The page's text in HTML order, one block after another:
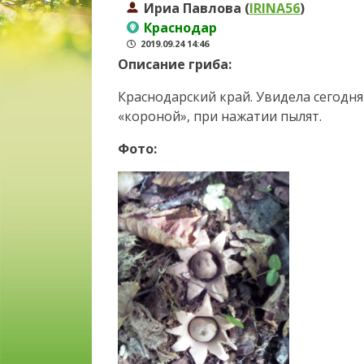
Ириа Павлова (IRINA56)
Краснодар
2019.09.24 14:46
Описание гриба:
Краснодарский край. Увидела
«короной», при нажатии пылят.
Фото: